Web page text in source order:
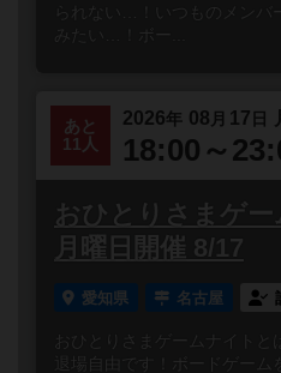
られない…！いつものメンバ
あと
11人
2026年 08 月 17 日
18:00～
おひとりさまゲ
月曜日開催 8/17
愛知県 名古屋
おひとりさまゲームナイトと
退場自由です！ボードゲーム